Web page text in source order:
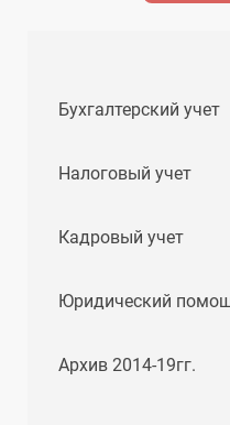
Бухгалтерский учет
Налоговый учет
Кадровый учет
Юридический
Архив 2014-19гг.